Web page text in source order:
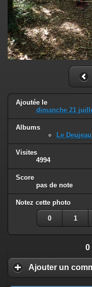
Ajoutée le
dimanche 21
Albums
Le
Visites
4994
Score
pas de note
Notez cette photo
0 1
0
Ajouter un